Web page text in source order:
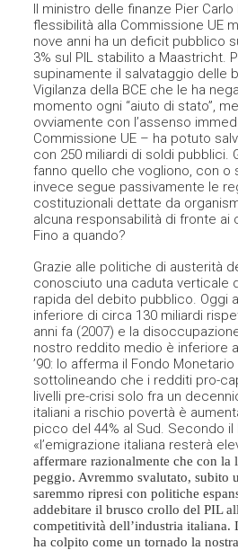
Il ministro delle finanze Pier
flessibilità alla Commissione UE
nove anni ha un deficit pubblico
3% sul PIL stabilito a Maastricht.
supinamente il salvataggio delle
Vigilanza della BCE che le ha
momento ogni “aiuto di stato”,
ovviamente con l’assenso
Commissione UE – ha potuto
con 250 miliardi di soldi pubblici.
fanno quello che vogliono, con o
invece segue passivamente le
costituzionali dettate da
alcuna responsabilità di fronte ai
Fino a quando?
Grazie alle politiche di austerità
conosciuto una caduta verticale
rapida del debito pubblico. Oggi
inferiore di circa 130 miliardi
anni fa (2007) e la
nostro reddito medio è inferiore
’90: lo afferma il Fondo Monetario
sottolineando che i redditi pro-
livelli pre-crisi solo fra un
italiani a rischio povertà è
picco del 44% al Sud. Secondo il
«l’emigrazione italiana resterà
affermare razionalmente che con la
peggio. Avremmo svalutato, subito
saremmo ripresi con politiche
addebitare il brusco crollo del PIL
competitività dell’industria italiana.
ha colpito come un tornado la